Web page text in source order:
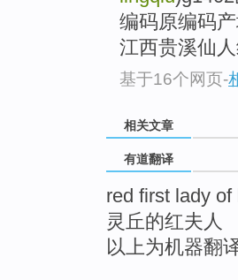
编码原编码
江西贵溪仙
基于16个网页-
相关文章
有道翻译
red first lady of
灵丘的红夫人
以上为机器翻